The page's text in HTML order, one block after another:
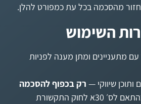
מהסכמה בכל עת כמפורט להלן.
השימוש
מתעניינים ומתן מענה לפניות
ותוכן שיווקי — רק בכפוף להסכמה
לס׳ 30א לחוק התקשורת